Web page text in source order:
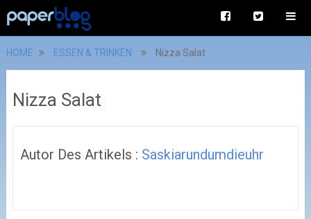
HOME ESSEN & TRINKEN Nizza Salat
Nizza Salat
Autor Des Artikels : Saskiarundumdieuhr